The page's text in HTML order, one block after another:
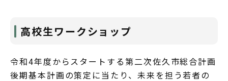
高校生ワークショップ
令和4年度からスタートする第二次佐久市総合計画
後期基本計画の策定に当たり、未来を担う若者の